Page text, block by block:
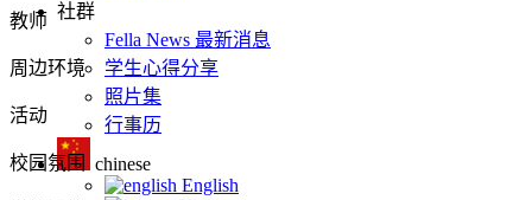
社群
Fella News 最新消息
学生心得分享
照片集
行事历
chinese
English
教师
周边环境
活动
校园氛围